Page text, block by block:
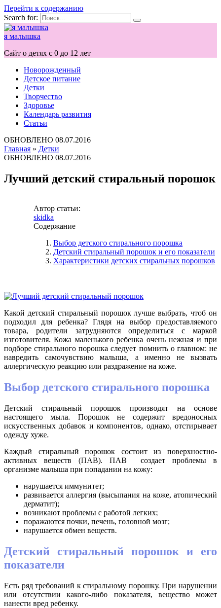
Перейти к содержанию
Search for:
я малышка
Сайт о детях с 0 до 12 лет
Новорожденный
Детское питание
Детки
Творчество
Здоровье
Календарь развития
Статьи
ОБНОВЛЕНО 08.07.2016
Главная » Детки
ОБНОВЛЕНО 08.07.2016
Лучший детский стиральный порошок
Автор статьи:
skidka
Содержание
Выбор детского стирального порошка
Детский стиральный порошок и его показатели
Характеристики детских стиральных порошков
Какой детский стиральный порошок лучше выбрать, чтоб он
подходил для ребенка? Глядя на выбор предоставляемого
товара, родители затрудняются определиться с маркой
изготовителя. Кожа маленького ребенка очень нежная и при
подборе стирального порошка следует помнить о главном: не
навредить самочувствию малыша, а именно не вызвать
аллергическую реакцию или раздражение на коже.
Выбор детского стирального порошка
Детский стиральный порошок производят на основе
настоящего мыла. Порошок не содержит вредоносных
искусственных добавок и компонентов, однако, отстирывает
одежду хуже.
Каждый стиральный порошок состоит из поверхностно-
активных веществ (ПАВ). ПАВ создает проблемы в
организме малыша при попадании на кожу:
нарушается иммунитет;
развивается аллергия (высыпания на коже, атопический
дерматит);
возникают проблемы с работой легких;
поражаются почки, печень, головной мозг;
нарушается обмен веществ.
Детский стиральный порошок и его
показатели
Есть ряд требований к стиральному порошку. При нарушении
или отсутствии какого-либо показателя, вещество может
нанести вред ребенку.